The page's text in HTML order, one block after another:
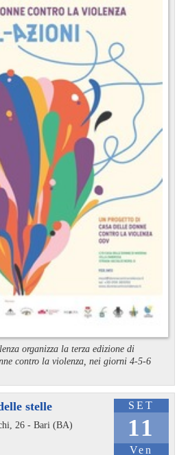
organizza la terza edizione di
contro la violenza, nei giorni 4-5-6
SET
11
Ven
stelle
26 - Bari (BA)